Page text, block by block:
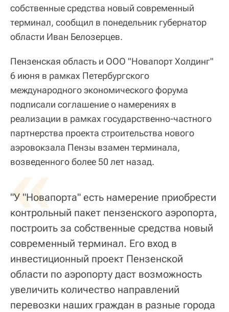
собственные средства новый современный
терминал, сообщил в понедельник губернатор
области Иван Белозерцев.
Пензенская область и ООО "Новапорт Холдинг"
6 июня в рамках Петербургского
международного экономического форума
подписали соглашение о намерениях в
реализации в рамках государственно-частного
партнерства проекта строительства нового
аэровокзала Пензы взамен терминала,
возведенного более 50 лет назад.
«
"У "Новапорта" есть намерение приобрести
контрольный пакет пензенского аэропорта,
построить за собственные средства новый
современный терминал. Его вход в
инвестиционный проект Пензенской
области по аэропорту даст возможность
увеличить количество направлений
перевозки наших граждан в разные города